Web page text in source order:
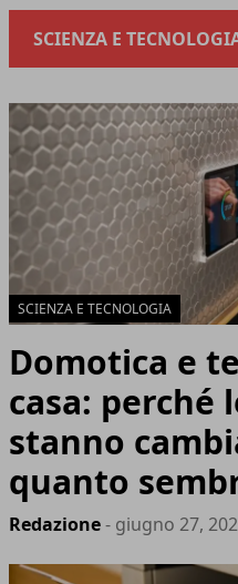
SCIENZA E
SCIENZA E TECNOLOGIA
Domotica e
casa: perché
stanno
quanto
Redazione- giugno 27,